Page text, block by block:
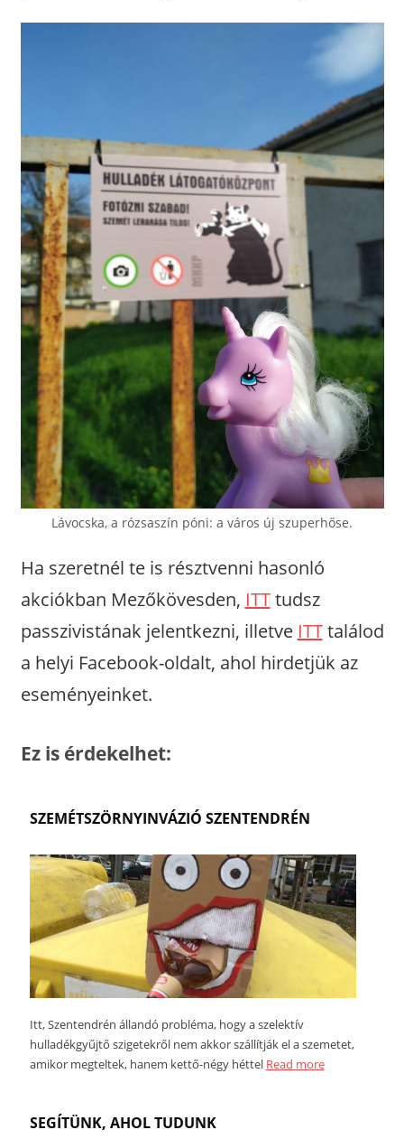
Lávocska, a rózsaszín póni: a város új szuperhőse.
Ha szeretnél te is résztvenni hasonló
akciókban Mezőkövesden, ITTtudsz
passzivistának jelentkezni, illetve ITTtalálod
a helyi Facebook-oldalt, ahol hirdetjük az
eseményeinket.
Ez is érdekelhet:
SZEMÉTSZÖRNYINVÁZIÓ SZENTENDRÉN
Itt, Szentendrén állandó probléma, hogy a szelektív
hulladékgyűjtő szigetekről nem akkor szállítják el a szemetet,
amikor megteltek, hanem kettő-négy héttel Read more
SEGÍTÜNK, AHOL TUDUNK